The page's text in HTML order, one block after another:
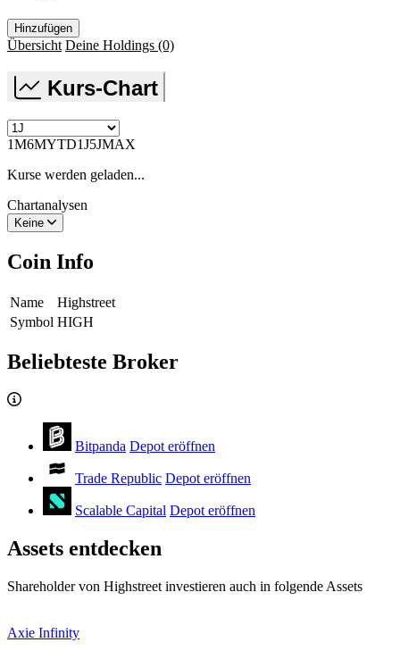
Hinzufügen
Übersicht Deine Holdings (0)
Kurs-Chart
1M6MYTD1J5JMAX
Kurse werden geladen...
Chartanalysen
Keine
Coin Info
Name
Highstreet
Symbol HIGH
Beliebteste Broker
Bitpanda Depot eröffnen
Trade Republic Depot eröffnen
Scalable Capital Depot eröffnen
Assets entdecken
Shareholder von Highstreet investieren auch in folgende Assets
Axie Infinity